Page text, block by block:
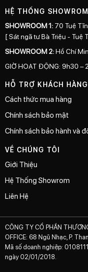
HỆ THỐNG SHOWROM
SHOWROOM 1: 70 Tuệ
[ Sát ngã tư Bà Triệu - Tuệ
SHOWROOM 2:Hồ Chí
GIỜ HOẠT ĐỘNG: 9h30 –
HỖ TRỢ KHÁCH HÀNG
Cách thức mua hàng
Chính sách bảo mật
Chính sách bảo hành và
VỀ CHÚNG TÔI
Giới Thiệu
Hệ Thống Showrom
Liên Hệ
CÔNG TY CỔ PHẦN
OFFICE: 68 Ngũ Nhạc, P.
Mã số doanh nghiệp:
ngày 02/01/2018.